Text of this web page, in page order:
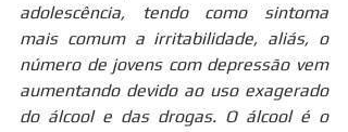
adolescência, tendo como sintoma
mais comum a irritabilidade, aliás, o
número de jovens com depressão vem
aumentando devido ao uso exagerado
do álcool e das drogas. O álcool é o